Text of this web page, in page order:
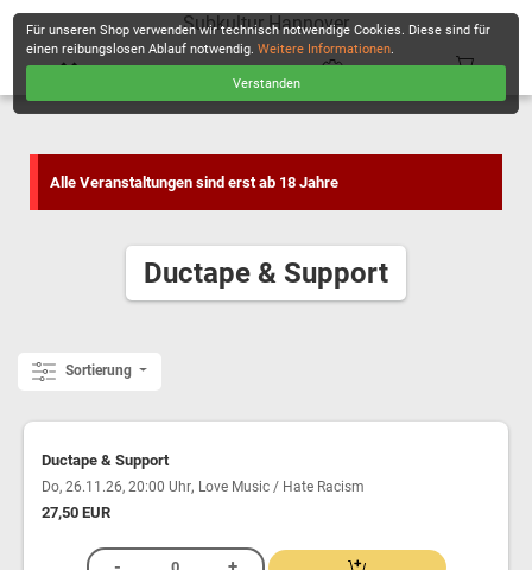
Subkultur Hannover
Alle Veranstaltungen sind erst ab 18 Jahre
Ductape & Support
Sortierung
Ductape & Support
Do, 26.11.26, 20:00 Uhr, Love Music / Hate Racism
27,50 EUR
Für unseren Shop verwenden wir technisch notwendige Cookies. Diese sind für
einen reibungslosen Ablauf notwendig.Weitere Informationen.
Verstanden